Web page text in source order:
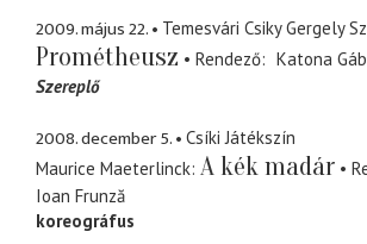
2009. május 22. Temesvári Csiky Gergely
Prométheusz Rendező
Katona
Szereplő
2008. december 5.
Csíki Játékszín
Maurice Maeterlinck A kék madár
Ioan Frunză
koreográfus